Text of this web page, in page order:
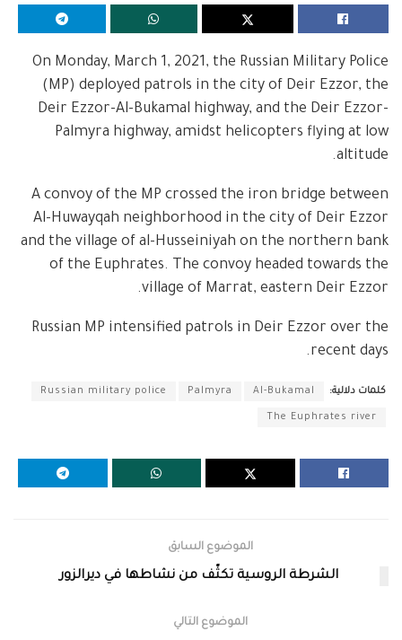
On Monday, March 1, 2021, the Russian Military Police
(MP) deployed patrols in the city of Deir Ezzor, the
Deir Ezzor-Al-Bukamal highway, and the Deir Ezzor-
Palmyra highway, amidst helicopters flying at low
altitude.
A convoy of the MP crossed the iron bridge between
Al-Huwayqah neighborhood in the city of Deir Ezzor
and the village of al-Husseiniyah on the northern bank
of the Euphrates. The convoy headed towards the
village of Marrat, eastern Deir Ezzor.
Russian MP intensified patrols in Deir Ezzor over the
recent days.
كلمات دلالية: Al-Bukamal
Palmyra
Russian military police
The Euphrates river
الموضوع السابق
الشرطة الروسية تكثّف من نشاطها في ديرالزور
الموضوع التالي